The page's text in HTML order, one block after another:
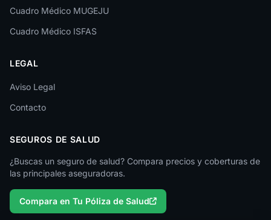
Lugo
Málaga
Melilla
Murcia
Palencia
Pontevedra
Cuadro Médico MUGEJU
Cuadro Médico ISFAS
LEGAL
Aviso Legal
Contacto
SEGUROS DE SALUD
¿Buscas un seguro de salud? Compara precios y coberturas de
las principales aseguradoras.
Compara en Tu Póliza de Salud